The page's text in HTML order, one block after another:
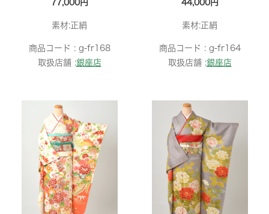
77,000円
素材:正絹
商品コード : g-fr168
取扱店舗 :銀座店
44,000円
素材:正絹
商品コード : g-fr164
取扱店舗 :銀座店